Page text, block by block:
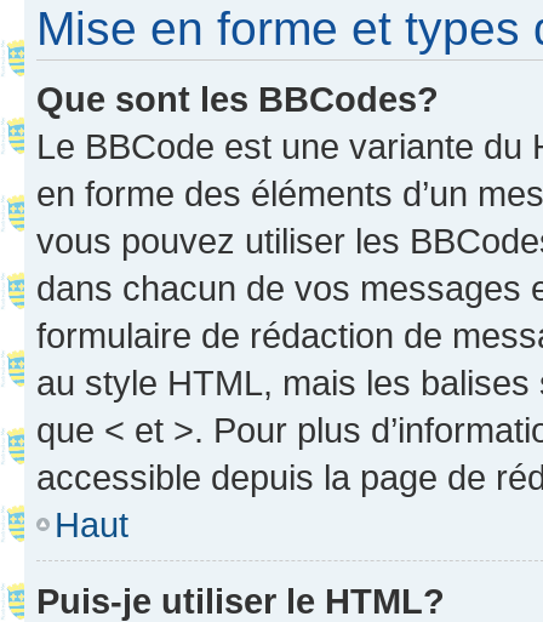
Mise en forme et types
Que sont les BBCodes?
Le BBCode est une variante du
en forme des éléments d’un
vous pouvez utiliser les
dans chacun de vos messages
formulaire de rédaction de
au style HTML, mais les
que < et >. Pour plus
accessible depuis la page de
Haut
Puis-je utiliser le HTML?